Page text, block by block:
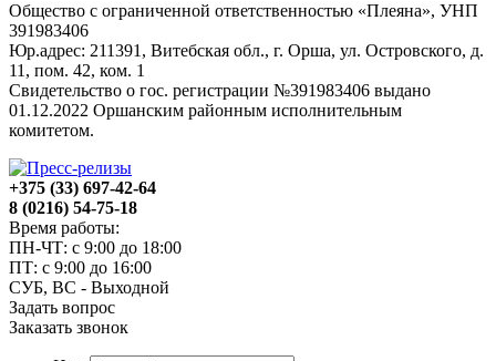
Общество с ограниченной ответственностью «Плеяна», УНП
391983406
Юр.адрес: 211391, Витебская обл., г. Орша, ул. Островского, д.
11, пом. 42, ком. 1
Свидетельство о гос. регистрации №391983406 выдано
01.12.2022 Оршанским районным исполнительным
комитетом.
+375 (33) 697-42-64
8 (0216) 54-75-18
Время работы:
ПН-ЧТ: с 9:00 до 18:00
ПТ: с 9:00 до 16:00
СУБ, ВС - Выходной
Задать вопрос
Заказать звонок